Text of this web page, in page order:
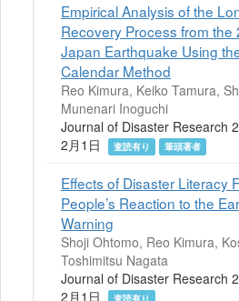
Empirical Analysis of the
Recovery Process from the
Japan Earthquake Using
Calendar Method
Reo Kimura, Keiko Tamura,
Munenari Inoguchi
Journal of Disaster Research
2月1日
査読有り 筆頭著者
Effects of Disaster Literacy
People’s Reaction to the
Warning
Shoji Ohtomo, Reo Kimura,
Toshimitsu Nagata
Journal of Disaster Research
2月1日